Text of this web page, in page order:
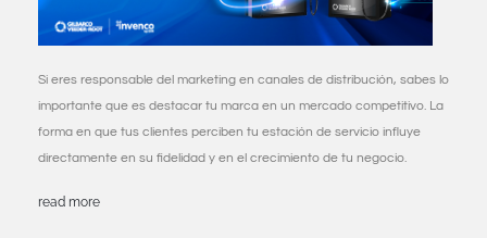
Si eres responsable del marketing en canales de distribución, sabes lo
importante que es destacar tu marca en un mercado competitivo. La
forma en que tus clientes perciben tu estación de servicio influye
directamente en su fidelidad y en el crecimiento de tu negocio.
read more